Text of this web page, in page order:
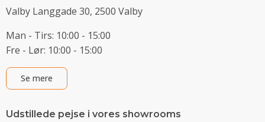
Valby Langgade 30, 2500 Valby
Man - Tirs: 10:00 - 15:00
Fre - Lør: 10:00 - 15:00
Se mere
Udstillede pejse i vores showrooms